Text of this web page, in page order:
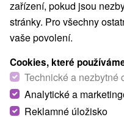
zařízení, pokud jsou
stránky. Pro všechny
vaše povolení.
Cookies, které
Technické a nezbytné
Analytické a
Reklamné úložisko